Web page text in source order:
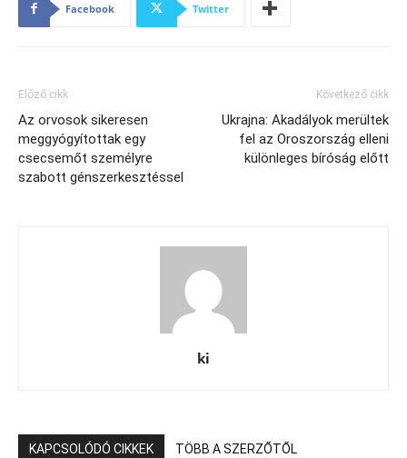
Facebook Twitter
Előző cikk
Az orvosok sikeresen
meggyógyítottak egy
csecsemőt személyre
szabott génszerkesztéssel
Következő cikk
Ukrajna: Akadályok merültek
fel az Oroszország elleni
különleges bíróság előtt
ki
KAPCSOLÓDÓ CIKKEK TÖBB A SZERZŐTŐL